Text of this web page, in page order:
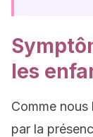
les
Comme nous
par la